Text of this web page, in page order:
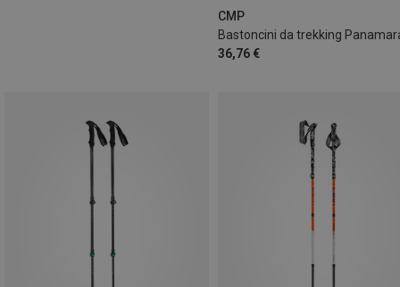
CMP
Bastoncini da trekking
36,76 €